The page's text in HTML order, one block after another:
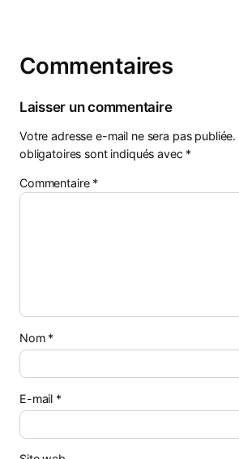
Commentaires
Laisser un commentaire
Votre adresse e-mail ne sera pas publiée.
obligatoires sont indiqués avec *
Commentaire *
Nom *
E-mail *